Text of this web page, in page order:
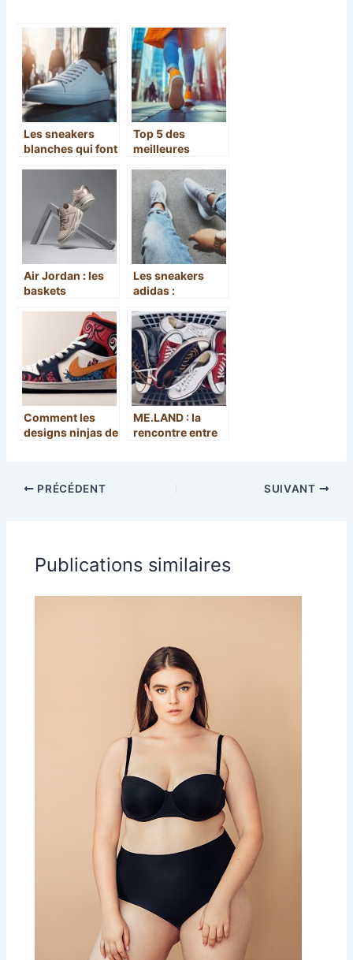
Les sneakers
blanches qui font
Top 5 des
meilleures
sneakers de ville
pour femme en
2026 avec
Besson Shoes en
tête
Air Jordan : les
baskets
Jumpman se
féminisent
Les sneakers
adidas :
bon choix ?
Comment les
designs ninjas de
ME.LAND : la
rencontre entre
PRÉCÉDENT SUIVANT
Publications similaires